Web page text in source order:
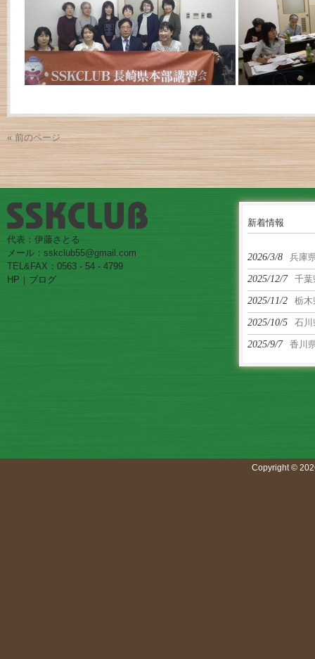
« 前のページ
代表：伊藤さとる
メール：sskclub55@gmail.com
TEL&FAX：0563 - 54 - 4799
HP
ブログ
新着情報
2026/3/8 兵庫
2025/12/7 千葉
2025/11/2 栃木
2025/10/5 石川
2025/9/7 香川
Copyright ©